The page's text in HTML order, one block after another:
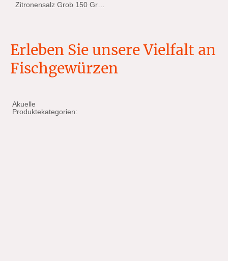
Zitronensalz Grob 150 Gramm Wiechman Stralsund Edition
Erleben Sie unsere Vielfalt an
Fischgewürzen
Akuelle
Produktekategorien: